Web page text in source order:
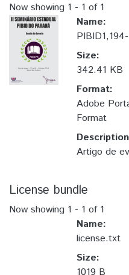
Now showing 1 - 1 of 1
Name:
Size:
342.41 KB
Format:
Adobe
Format
Artigo de
License bundle
Now showing 1 - 1 of 1
Name:
license.txt
Size: